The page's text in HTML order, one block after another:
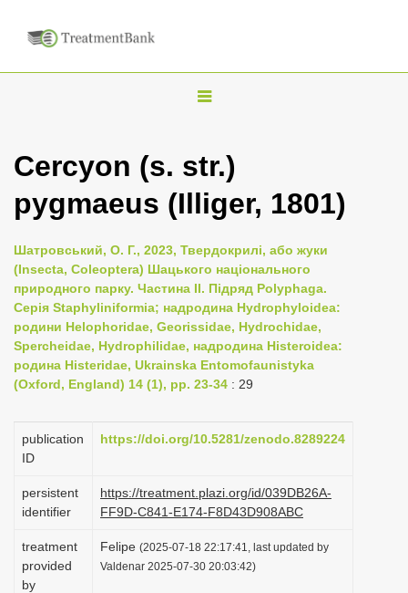
T
g
l
n
a
i
g
a
i
Cercyon (s. str.)
pygmaeus (Illiger, 1801)
Шатровський, О. Г., 2023, Твердокрилі, або жуки
(Insecta, Coleoptera) Шацького національного
природного парку. Частина II. Підряд Polyphaga.
Серія Staphyliniformia; надродина Hydrophyloidea:
родини Helophoridae, Georissidae, Hydrochidae,
Spercheidae, Hydrophilidae, надродина Histeroidea:
родина Histeridae, Ukrainska Entomofaunistyka
(Oxford, England) 14 (1), pp. 23-34 : 29
publication
ID
https://doi.org/10.5281/zenodo.8289224
persistent
identifier
https://treatment.plazi.org/id/039DB26A-
FF9D-C841-E174-F8D43D908ABC
treatment
provided
by
Felipe (2025-07-18 22:17:41, last updated by
Valdenar 2025-07-30 20:03:42)